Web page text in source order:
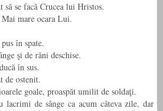
se facă Crucea lui Hristos.
mare ocara Lui.
în spate.
şi de răni deschise.
în sus.
de ostenit.
goale, proaspăt umilit de soldaţi.
lacrimi de sânge ca acum câteva zile, dar